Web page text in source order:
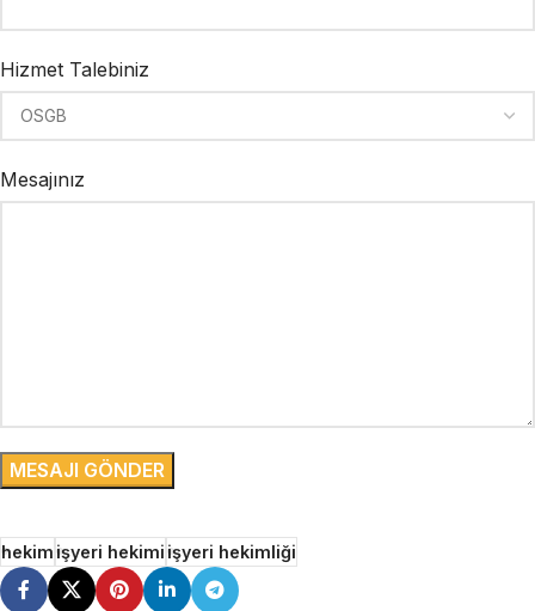
Hizmet Talebiniz
Mesajınız
hekimişyeri hekimiişyeri hekimliği